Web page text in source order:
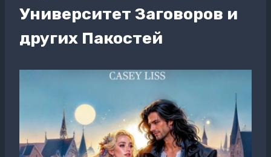
Университет Заговоров и
других Пакостей